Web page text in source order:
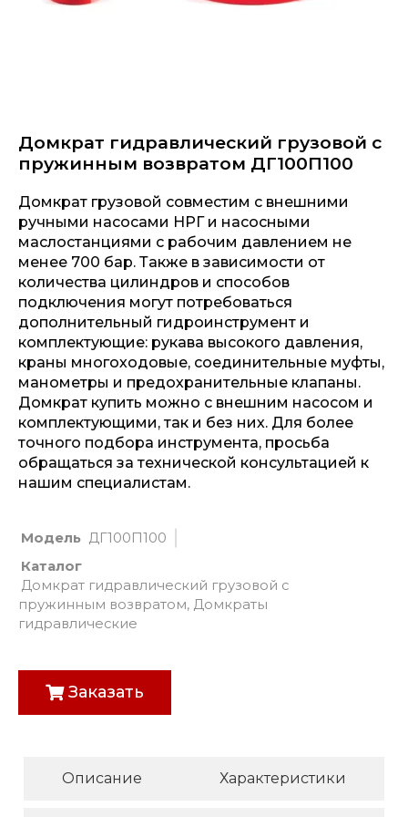
Домкрат гидравлический грузовой с
пружинным возвратом ДГ100П100
Домкрат грузовой совместим с внешними
ручными насосами НРГ и насосными
маслостанциями с рабочим давлением не
менее 700 бар. Также в зависимости от
количества цилиндров и способов
подключения могут потребоваться
дополнительный гидроинструмент и
комплектующие: рукава высокого давления,
краны многоходовые, соединительные муфты,
манометры и предохранительные клапаны.
Домкрат купить можно с внешним насосом и
комплектующими, так и без них. Для более
точного подбора инструмента, просьба
обращаться за технической консультацией к
нашим специалистам.
Модель ДГ100П100
Каталог
Домкрат гидравлический грузовой с
пружинным возвратом, Домкраты
гидравлические
Заказать
Описание Характеристики